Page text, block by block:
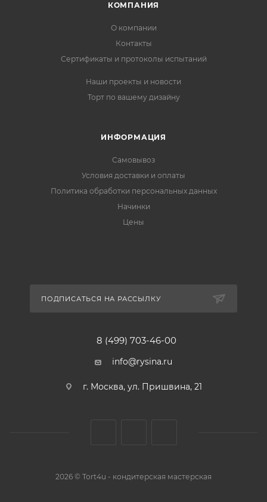
КОМПАНИЯ
О компании
Контакты
Сертификаты и протоколы испытаний
Наши проекты и новости
Торт по вашему дизайну
ИНФОРМАЦИЯ
Самовывоз
Условия доставки и оплаты
Политика обработки персональных данных
Начинки
Цены
ПОДПИСАТЬСЯ НА РАССЫЛКУ
8 (499) 703-46-00
info@rysina.ru
г. Москва, ул. Пришвина, 21
2026 © Tort4u - кондитерская мастерская